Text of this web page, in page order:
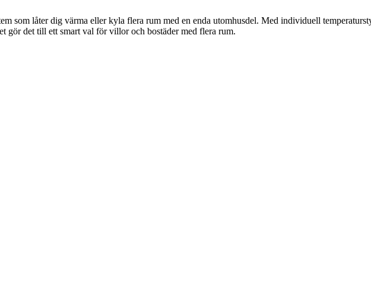
som låter dig värma eller kyla flera rum med en enda utomhusdel. Med individuell
gör det till ett smart val för villor och bostäder med flera rum.